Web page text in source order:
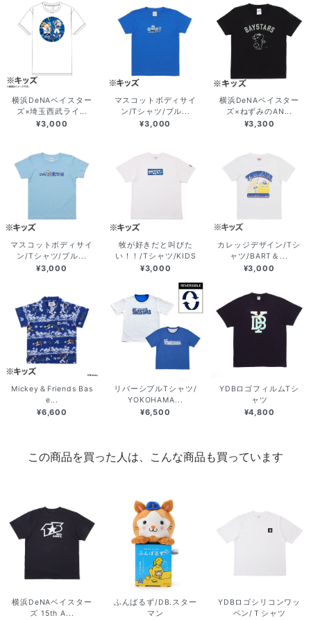
横浜DeNAベイスター
ズ×埼玉西武ライ...
¥3,000
マスコットボディサイ
ン/Tシャツ/ブル...
¥3,000
横浜DeNAベイスター
ズ×ねずみのAN...
¥3,300
マスコットボディサイ
ン/Tシャツ/ブル...
¥3,000
牧が好きだと叫びた
い！！/Tシャツ/KIDS
¥3,000
カレッジデザイン/Tシ
ャツ/BART＆...
¥3,000
Mickey＆Friends Bas
e...
¥6,600
リバーシブルTシャツ/
YOKOHAMA...
¥6,500
YDBロゴフィルムTシ
ャツ
¥4,800
この商品を買った人は、こんな商品も買っています
横浜DeNAベイスター
ズ 15th A...
ふんばるず/DB.スター
マン
YDBロゴシリコンワッ
ペン/Ｔシャツ